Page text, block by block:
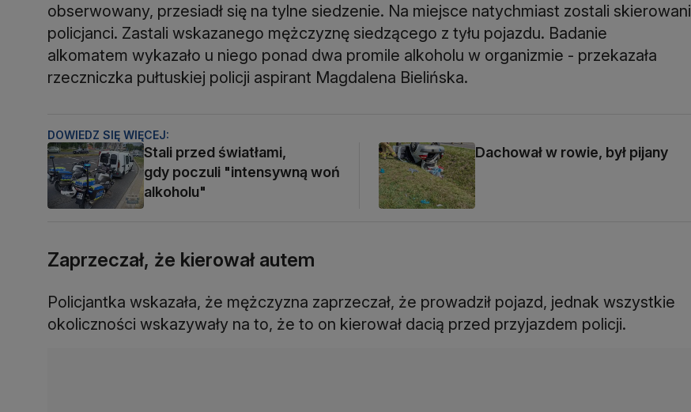
obserwowany, przesiadł się na tylne siedzenie. Na miejsce natychmiast zostali skierowani
policjanci. Zastali wskazanego mężczyznę siedzącego z tyłu pojazdu. Badanie
alkomatem wykazało u niego ponad dwa promile alkoholu w organizmie - przekazała
rzeczniczka pułtuskiej policji aspirant Magdalena Bielińska.
DOWIEDZ SIĘ WIĘCEJ:
Stali przed światłami,
gdy poczuli "intensywną woń
alkoholu"
Dachował w rowie, był pijany
Zaprzeczał, że kierował autem
Policjantka wskazała, że mężczyzna zaprzeczał, że prowadził pojazd, jednak wszystkie
okoliczności wskazywały na to, że to on kierował dacią przed przyjazdem policji.